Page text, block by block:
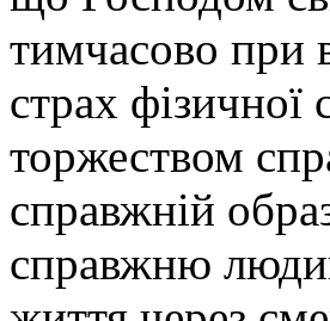
тимчасово при
страх
торжеством
справжній
справжню